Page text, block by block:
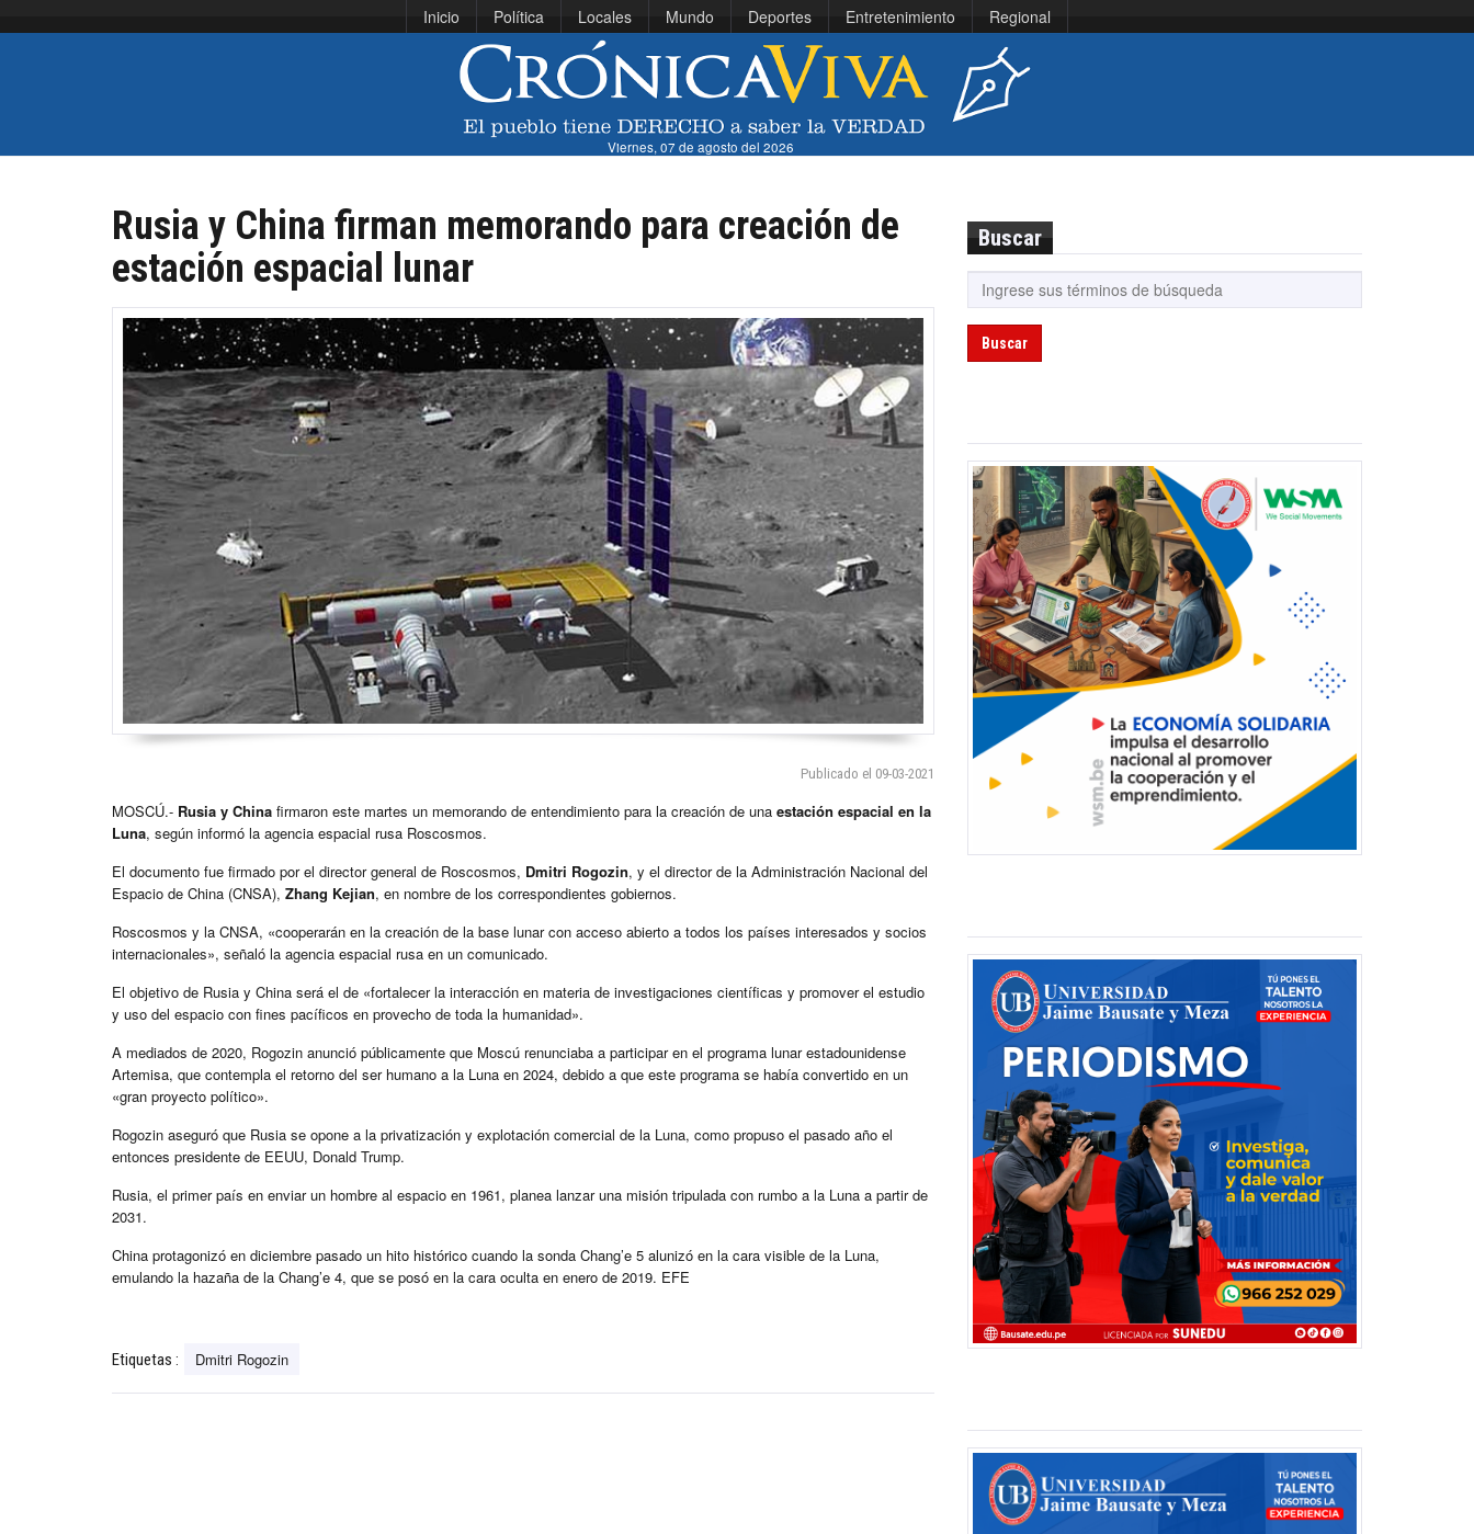
Inicio Política Locales Mundo Deportes Entretenimiento Regional
Viernes, 07 de agosto del 2026
Rusia y China firman memorando para creación de
estación espacial lunar
Publicado el 09-03-2021
MOSCÚ.- Rusia y China firmaron este martes un memorando de entendimiento para la creación de una estación espacial en la
Luna, según informó la agencia espacial rusa Roscosmos.
El documento fue firmado por el director general de Roscosmos, Dmitri Rogozin, y el director de la Administración Nacional del
Espacio de China (CNSA), Zhang Kejian, en nombre de los correspondientes gobiernos.
Roscosmos y la CNSA, «cooperarán en la creación de la base lunar con acceso abierto a todos los países interesados y socios
internacionales», señaló la agencia espacial rusa en un comunicado.
El objetivo de Rusia y China será el de «fortalecer la interacción en materia de investigaciones científicas y promover el estudio
y uso del espacio con fines pacíficos en provecho de toda la humanidad».
A mediados de 2020, Rogozin anunció públicamente que Moscú renunciaba a participar en el programa lunar estadounidense
Artemisa, que contempla el retorno del ser humano a la Luna en 2024, debido a que este programa se había convertido en un
«gran proyecto político».
Rogozin aseguró que Rusia se opone a la privatización y explotación comercial de la Luna, como propuso el pasado año el
entonces presidente de EEUU, Donald Trump.
Rusia, el primer país en enviar un hombre al espacio en 1961, planea lanzar una misión tripulada con rumbo a la Luna a partir de
2031.
China protagonizó en diciembre pasado un hito histórico cuando la sonda Chang’e 5 alunizó en la cara visible de la Luna,
emulando la hazaña de la Chang’e 4, que se posó en la cara oculta en enero de 2019. EFE
Etiquetas : Dmitri Rogozin
Buscar
Buscar